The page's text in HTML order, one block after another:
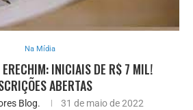
Na Mídia
ERECHIM: INICIAIS DE R$ 7 MIL!
ABERTAS
Blog. 31 de maio de 2022